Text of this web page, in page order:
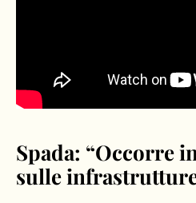
Spada: “Occorre
sulle